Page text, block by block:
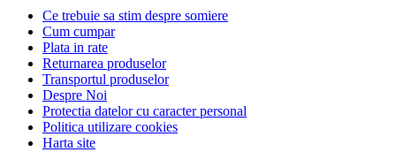
Ce trebuie sa stim despre somiere
Cum cumpar
Plata in rate
Returnarea produselor
Transportul produselor
Despre Noi
Protectia datelor cu caracter personal
Politica utilizare cookies
Harta site